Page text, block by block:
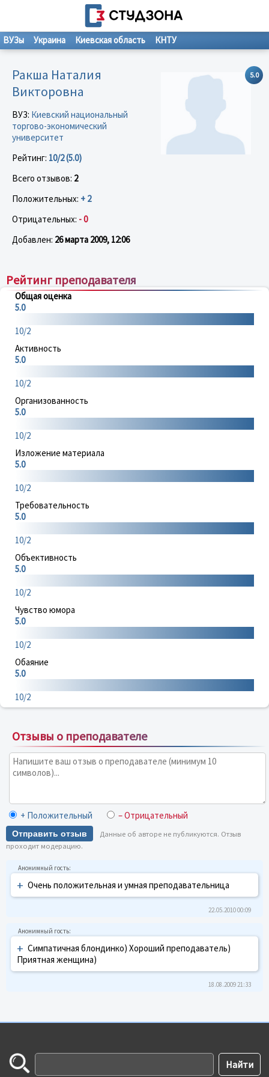
ВУЗы Украина Киевская область КНТУ
5.0
Ракша Наталия
Викторовна
ВУЗ: Киевский национальный
торгово-экономический
университет
Рейтинг: 10/2 (5.0)
Всего отзывов: 2
Положительных: + 2
Отрицательных: - 0
Добавлен: 26 марта 2009, 12:06
Рейтинг преподавателя
Общая оценка
5.0
10/2
Активность
5.0
10/2
Организованность
5.0
10/2
Изложение материала
5.0
10/2
Требовательность
5.0
10/2
Объективность
5.0
10/2
Чувство юмора
5.0
10/2
Обаяние
5.0
10/2
Отзывы о преподавателе
+ Положительный – Отрицательный
Отправить отзыв
Данные об авторе не публикуются. Отзыв
проходит модерацию.
+ Очень положительная и умная преподавательница
22.05.2010 00:09
+ Симпатичная блондинко) Хороший преподаватель)
Приятная женщина)
18.08.2009 21:33